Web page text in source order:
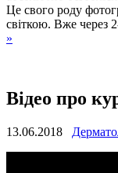
Це свого роду
світкою. Вже через
»
Відео про
13.06.2018